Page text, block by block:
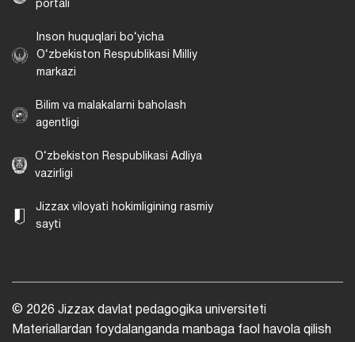
portali
Inson huquqlari bo‘yicha
O‘zbekiston Respublikasi Milliy
markazi
Bilim va malakalarni baholash
agentligi
O‘zbekiston Respublikasi Adliya
vazirligi
Jizzax viloyati hokimligining rasmiy
sayti
© 2026 Jizzax davlat pedagogika universiteti
Materiallardan foydalanganda manbaga faol havola qilish